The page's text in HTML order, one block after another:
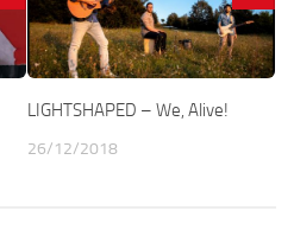
LIGHTSHAPED – We, Alive!
26/12/2018